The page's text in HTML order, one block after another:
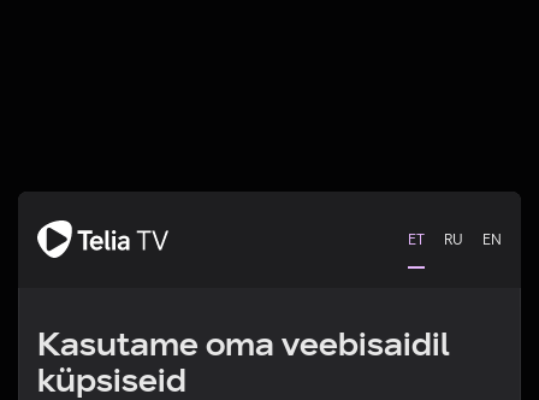
ET RU EN
Kasutame oma veebisaidil
küpsiseid